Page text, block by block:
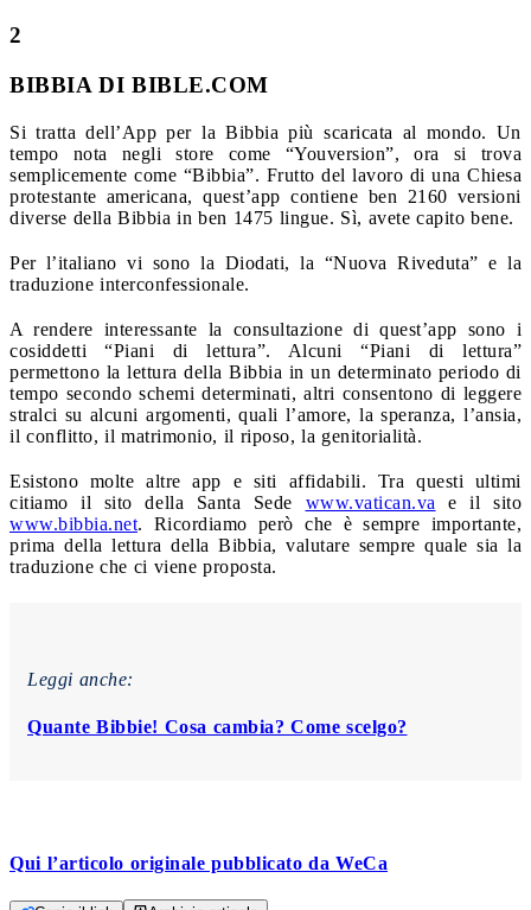
2
BIBBIA DI BIBLE.COM
Si tratta dell’App per la Bibbia più scaricata al mondo. Un
tempo nota negli store come “Youversion”, ora si trova
semplicemente come “Bibbia”. Frutto del lavoro di una Chiesa
protestante americana, quest’app contiene ben 2160 versioni
diverse della Bibbia in ben 1475 lingue. Sì, avete capito bene.
Per l’italiano vi sono la Diodati, la “Nuova Riveduta” e la
traduzione interconfessionale.
A rendere interessante la consultazione di quest’app sono i
cosiddetti “Piani di lettura”. Alcuni “Piani di lettura”
permettono la lettura della Bibbia in un determinato periodo di
tempo secondo schemi determinati, altri consentono di leggere
stralci su alcuni argomenti, quali l’amore, la speranza, l’ansia,
il conflitto, il matrimonio, il riposo, la genitorialità.
Esistono molte altre app e siti affidabili. Tra questi ultimi
citiamo il sito della Santa Sede www.vatican.va e il sito
www.bibbia.net. Ricordiamo però che è sempre importante,
prima della lettura della Bibbia, valutare sempre quale sia la
traduzione che ci viene proposta.
Leggi anche:
Quante Bibbie! Cosa cambia? Come scelgo?
Qui l’articolo originale pubblicato da WeCa